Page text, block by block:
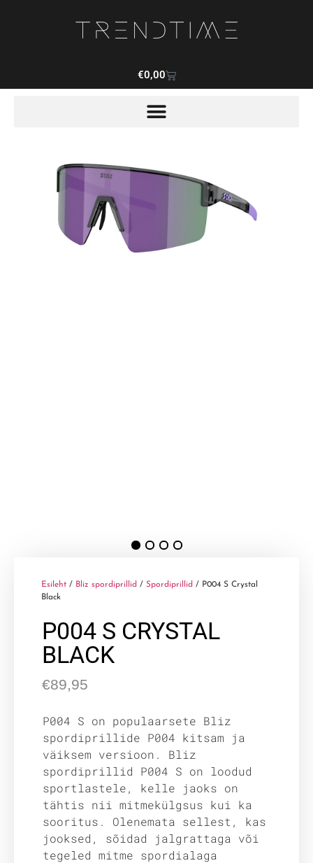
€0,00
Esileht / Bliz spordiprillid / Spordiprillid / P004 S Crystal
Black
P004 S CRYSTAL
BLACK
€89,95
P004 S on populaarsete Bliz
spordiprillide P004 kitsam ja
väiksem versioon. Bliz
spordiprillid P004 S on loodud
sportlastele, kelle jaoks on
tähtis nii mitmekülgsus kui ka
sooritus. Olenemata sellest, kas
jooksed, sõidad jalgrattaga või
tegeled mitme spordialaga